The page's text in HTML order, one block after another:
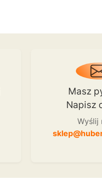
Masz
Napisz
Wyślij